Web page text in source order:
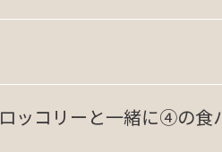
ッコリーと一緒に④の食